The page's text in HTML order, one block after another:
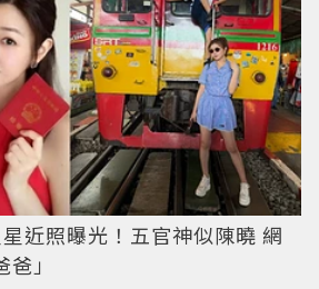
近照曝光！五官神似陳曉 網
」